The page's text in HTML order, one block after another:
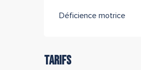
Déficience motrice
Tarifs